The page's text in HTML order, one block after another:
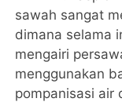
sawah sangat
dimana selama
mengairi
menggunakan
pompanisasi air